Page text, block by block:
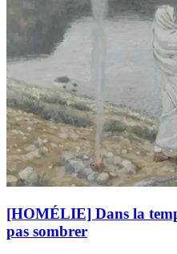
[HOMÉLIE] Dans la
pas sombrer